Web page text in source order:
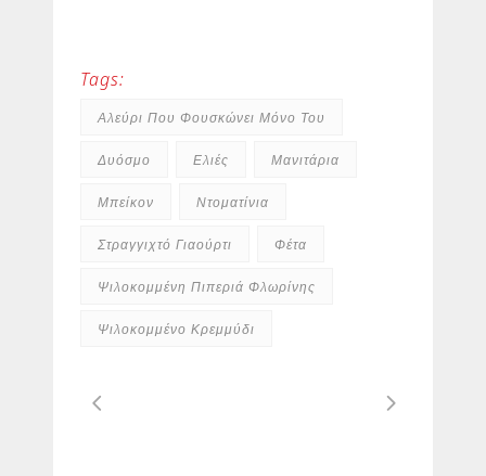
Tags:
Αλεύρι Που Φουσκώνει Μόνο Του
Δυόσμο Ελιές Μανιτάρια
Μπείκον Ντοματίνια
Στραγγιχτό Γιαούρτι Φέτα
Ψιλοκομμένη Πιπεριά Φλωρίνης
Ψιλοκομμένο Κρεμμύδι